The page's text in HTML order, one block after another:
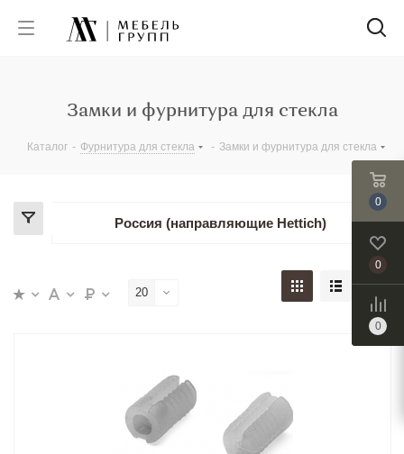
Замки и фурнитура для стекла
Каталог - Фурнитура для стекла - Замки и фурнитура для стекла
Россия (направляющие Hettich)
20
0
0
0